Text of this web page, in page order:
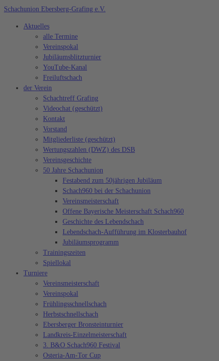
Zum
springen
Schachunion Ebersberg-Grafing e.V.
Aktuelles
alle Termine
Vereinspokal
Jubiläumsblitzturnier
YouTube-Kanal
Freiluftschach
der Verein
Schachtreff Grafing
Videochat (geschützt)
Kontakt
Vorstand
Mitgliederliste (geschützt)
Wertungszahlen (DWZ) des DSB
Vereinsgeschichte
50 Jahre Schachunion
Festabend zum 50jährigen Jubiläum
Schach960 bei der Schachunion
Vereinsmeisterschaft
Offene Bayerische Meisterschaft Schach960
Geschichte des Lebendschach
Lebendschach-Aufführung im Klosterbauhof
Jubiläumsprogramm
Trainingszeiten
Spiellokal
Turniere
Vereinsmeisterschaft
Vereinspokal
Frühlingsschnellschach
Herbstschnellschach
Ebersberger Bronsteinturnier
Landkreis-Einzelmeisterschaft
3. B&O Schach960 Festival
Osteria-Am-Tor Cup